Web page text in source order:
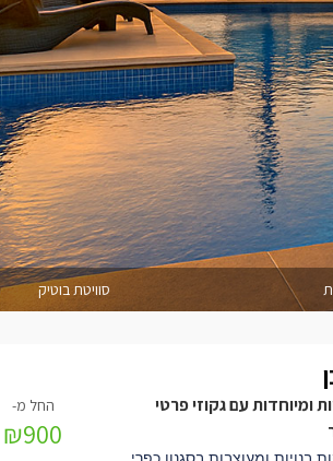
סוויטת בוטיק
ומיוחדות עם גקוזי פרטי
₪900